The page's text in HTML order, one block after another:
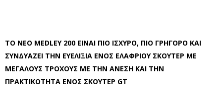
ΤΟ ΝΕΟ MEDLEY 200 ΕΙΝΑΙ ΠΙΟ ΙΣΧΥΡΟ, ΠΙΟ ΓΡΗΓΟΡΟ ΚΑΙ
ΣΥΝΔΥΑΖΕΙ ΤΗΝ ΕΥΕΛΙΞΙΑ ΕΝΟΣ ΕΛΑΦΡΙΟΥ ΣΚΟΥΤΕΡ ΜΕ
ΜΕΓΑΛΟΥΣ ΤΡΟΧΟΥΣ ΜΕ ΤΗΝ ΑΝΕΣΗ ΚΑΙ ΤΗΝ
ΠΡΑΚΤΙΚΟΤΗΤΑ ΕΝΟΣ ΣΚΟΥΤΕΡ GT